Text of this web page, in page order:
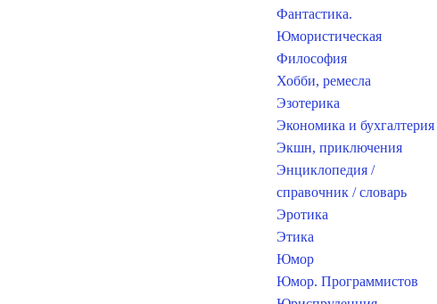
Фантастика.
Юмористическая
Философия
Хобби, ремесла
Эзотерика
Экономика и бухгалтерия
Экшн, приключения
Энциклопедия /
справочник / словарь
Эротика
Этика
Юмор
Юмор. Программистов